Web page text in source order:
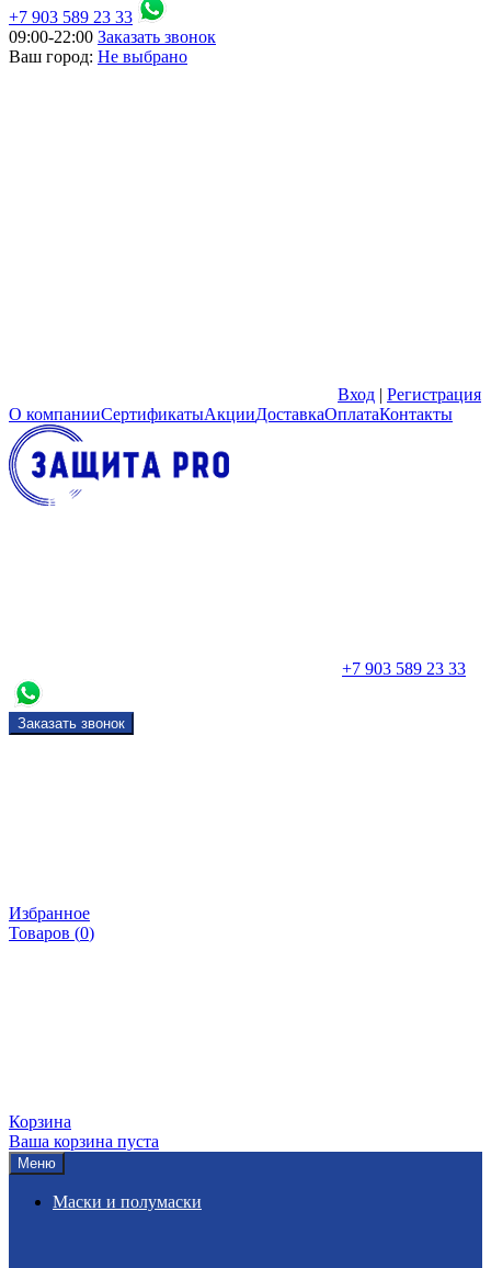
+7 903 589 23 33
09:00-22:00 Заказать звонок
Ваш город: Не выбрано
Вход | Регистрация
О компанииСертификатыАкцииДоставкаОплатаКонтакты
+7 903 589 23 33
Заказать звонок
Избранное
Товаров (0)
Корзина
Ваша корзина пуста
Меню
Маски и полумаски